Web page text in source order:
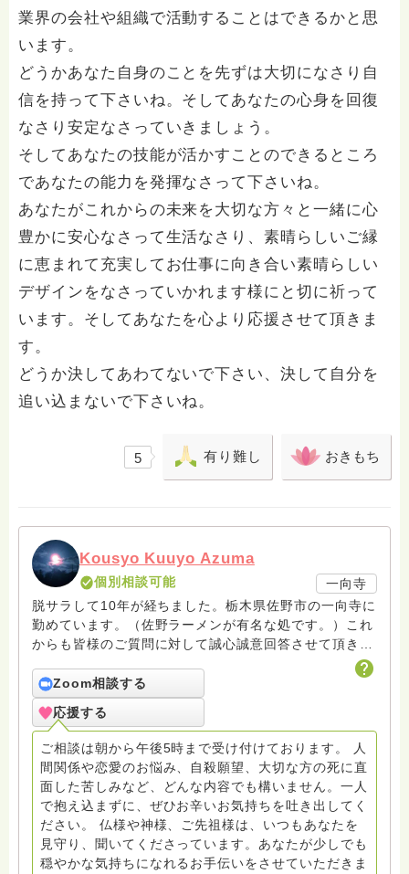
業界の会社や組織で活動することはできるかと思
います。
どうかあなた自身のことを先ずは大切になさり自
信を持って下さいね。そしてあなたの心身を回復
なさり安定なさっていきましょう。
そしてあなたの技能が活かすことのできるところ
であなたの能力を発揮なさって下さいね。
あなたがこれからの未来を大切な方々と一緒に心
豊かに安心なさって生活なさり、素晴らしいご縁
に恵まれて充実してお仕事に向き合い素晴らしい
デザインをなさっていかれます様にと切に祈って
います。そしてあなたを心より応援させて頂きま
す。
どうか決してあわてないで下さい、決して自分を
追い込まないで下さいね。
5 有り難し おきもち
Kousyo Kuuyo Azuma
個別相談可能
一向寺
脱サラして10年が経ちました。栃木県佐野市の一向寺に
勤めています。（佐野ラーメンが有名な処です。）これ
からも皆様のご質問に対して誠心誠意回答させて頂きた
いと存じます。まだまだ修行中の身ですので至らぬ点あ
ろうかとは存じますが共に精進して参りましょうね。お
寺にもお気軽に遊びに来てください。
Zoom相談する
応援する
ご相談は朝から午後5時まで受け付けております。 人
間関係や恋愛のお悩み、自殺願望、大切な方の死に直
面した苦しみなど、どんな内容でも構いません。一人
で抱え込まずに、ぜひお辛いお気持ちを吐き出してく
ださい。 仏様や神様、ご先祖様は、いつもあなたを
見守り、聞いてくださっています。あなたが少しでも
穏やかな気持ちになれるお手伝いをさせていただきま